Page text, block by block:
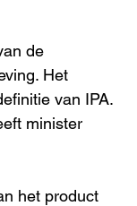
de
Het
van IPA.
minister
het product